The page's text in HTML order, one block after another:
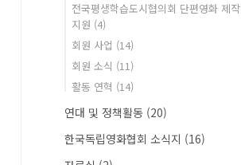
전국평생학습도시협의회 단편영화 제작
지원 (4)
회원 사업 (14)
회원 소식 (11)
활동 연혁 (14)
연대 및 정책활동 (20)
한국독립영화협회 소식지 (16)